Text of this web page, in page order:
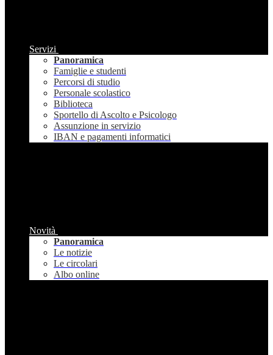
Servizi
Panoramica
Famiglie e studenti
Percorsi di studio
Personale scolastico
Biblioteca
Sportello di Ascolto e Psicologo
Assunzione in servizio
IBAN e pagamenti informatici
Novità
Panoramica
Le notizie
Le circolari
Albo online